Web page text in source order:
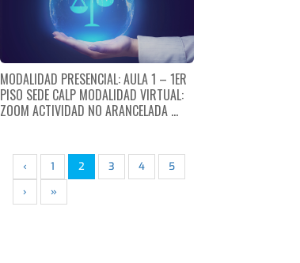
MODALIDAD PRESENCIAL: AULA 1 – 1ER
PISO SEDE CALP MODALIDAD VIRTUAL:
ZOOM ACTIVIDAD NO ARANCELADA ...
‹ 1 2 3 4
5
›
»